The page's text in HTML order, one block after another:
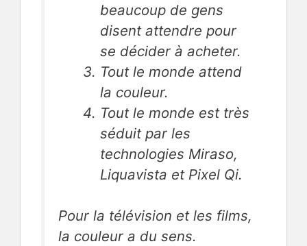
beaucoup de gens
disent attendre pour
se décider à acheter.
Tout le monde attend
la couleur.
Tout le monde est très
séduit par les
technologies Miraso,
Liquavista et Pixel Qi.
Pour la télévision et les films,
la couleur a du sens.